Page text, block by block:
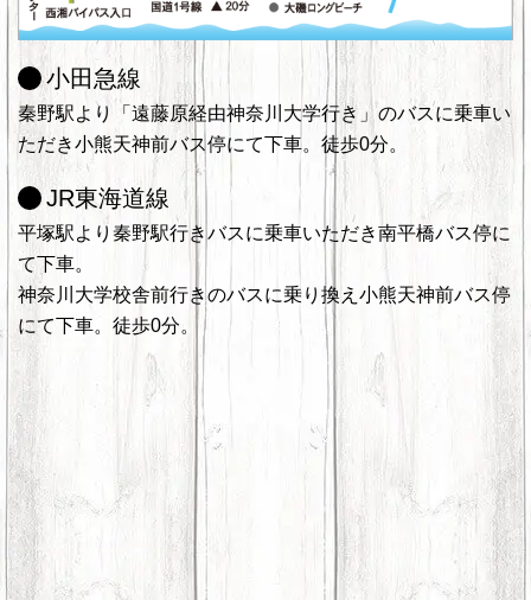
小田急線
秦野駅より「遠藤原経由神奈川大学行き」のバスに乗車い
ただき小熊天神前バス停にて下車。徒歩0分。
JR東海道線
平塚駅より秦野駅行きバスに乗車いただき南平橋バス停に
て下車。
神奈川大学校舎前行きのバスに乗り換え小熊天神前バス停
にて下車。徒歩0分。